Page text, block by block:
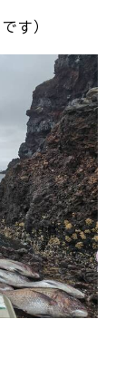
す）